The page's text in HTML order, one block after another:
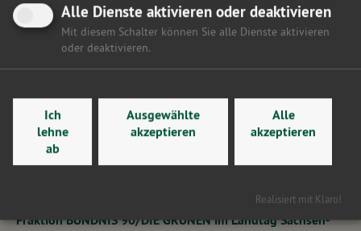
Fraktion BÜNDNIS 90/DIE GRÜNEN im Landtag Sachsen-
Alle Dienste aktivieren oder deaktivieren
Mit diesem Schalter können Sie alle Dienste aktivieren
oder deaktivieren.
Ich
lehne
ab
Ausgewählte
akzeptieren
Alle
akzeptieren
Realisiert mit Klaro!